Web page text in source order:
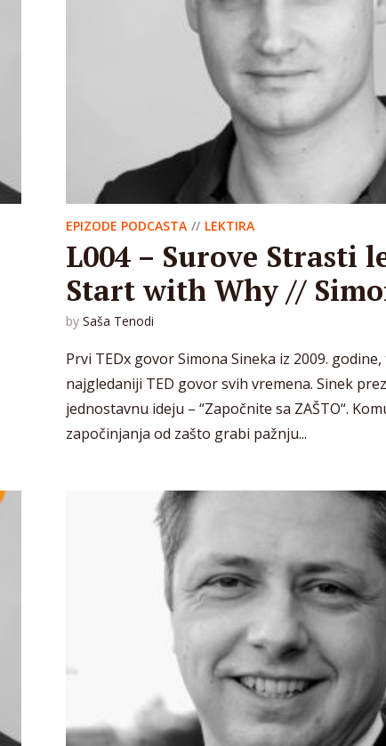
EPIZODE PODCASTA LEKTIRA
L004 – Surove Strasti
Start with Why //
by Saša Tenodi
Prvi TEDx govor Simona Sineka iz 2009.
najgledaniji TED govor svih vremena. Sinek
jednostavnu ideju – “Započnite sa ZAŠTO“.
započinjanja od zašto grabi pažnju...